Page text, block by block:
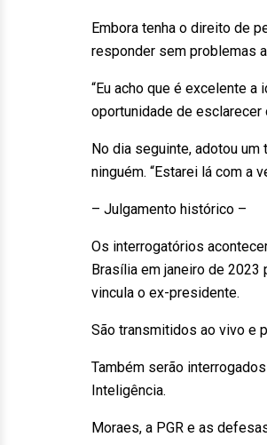
Embora tenha o direito de
responder sem problemas
“Eu acho que é excelente
oportunidade de esclarecer
No dia seguinte, adotou
ninguém. “Estarei lá com a
– Julgamento histórico –
Os interrogatórios
Brasília em janeiro de 2023
vincula o ex-presidente.
São transmitidos ao vivo e
Também serão
Inteligência.
Moraes, a PGR e as